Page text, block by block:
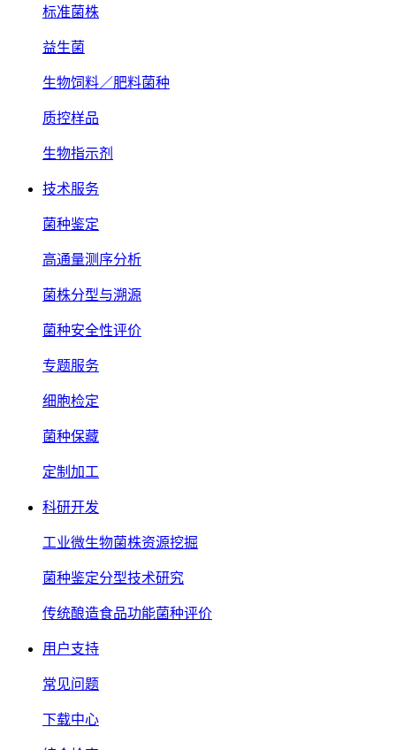
标准菌株
益生菌
生物饲料／肥料菌种
质控样品
生物指示剂
技术服务
菌种鉴定
高通量测序分析
菌株分型与溯源
菌种安全性评价
专题服务
细胞检定
菌种保藏
定制加工
科研开发
工业微生物菌株资源挖掘
菌种鉴定分型技术研究
传统酿造食品功能菌种评价
用户支持
常见问题
下载中心